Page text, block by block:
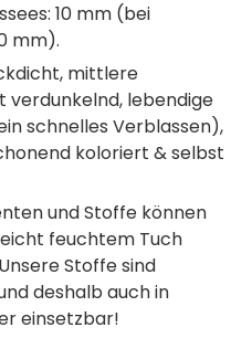
10 mm (bei
mm).
mittlere
verdunkelnd, lebendige
schnelles Verblassen),
koloriert & selbst
und Stoffe können
feuchtem Tuch
Stoffe sind
deshalb auch in
einsetzbar!